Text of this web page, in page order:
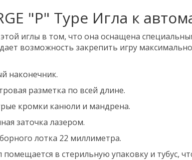
"P" Type Игла к
иглы в том, что она оснащена
возможность закрепить игру
наконечник.
разметка по всей длине.
кромки канюли и мандрена.
заточка лазером.
лотка 22 миллиметра.
помещается в стерильную упаковку и тубус,